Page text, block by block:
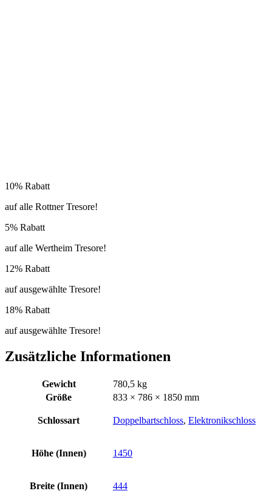
10% Rabatt
auf alle Rottner Tresore!
5% Rabatt
auf alle Wertheim Tresore!
12% Rabatt
auf ausgewählte Tresore!
18% Rabatt
auf ausgewählte Tresore!
Zusätzliche Informationen
Gewicht
780,5 kg
Größe
833 × 786 × 1850 mm
Schlossart Doppelbartschloss, Elektronikschloss
Höhe (Innen) 1450
Breite (Innen) 444